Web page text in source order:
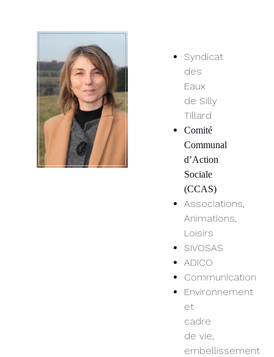
Syndicat
des
Eaux
de Silly
Tillard
Comité
Communal
d’Action
Sociale
(CCAS)
Associations,
Animations,
Loisirs
SIVOSAS
ADICO
Communication
Environnement
et
cadre
de vie,
embellissement